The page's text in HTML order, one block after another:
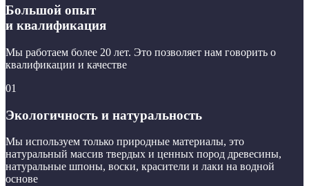
Большой опыт
и квалификация
Мы работаем более 20 лет. Это позволяет нам говорить о
квалификации и качестве
01
Экологичность и натуральность
Мы используем только природные материалы, это
натуральный массив твердых и ценных пород древесины,
натуральные шпоны, воски, красители и лаки на водной
основе